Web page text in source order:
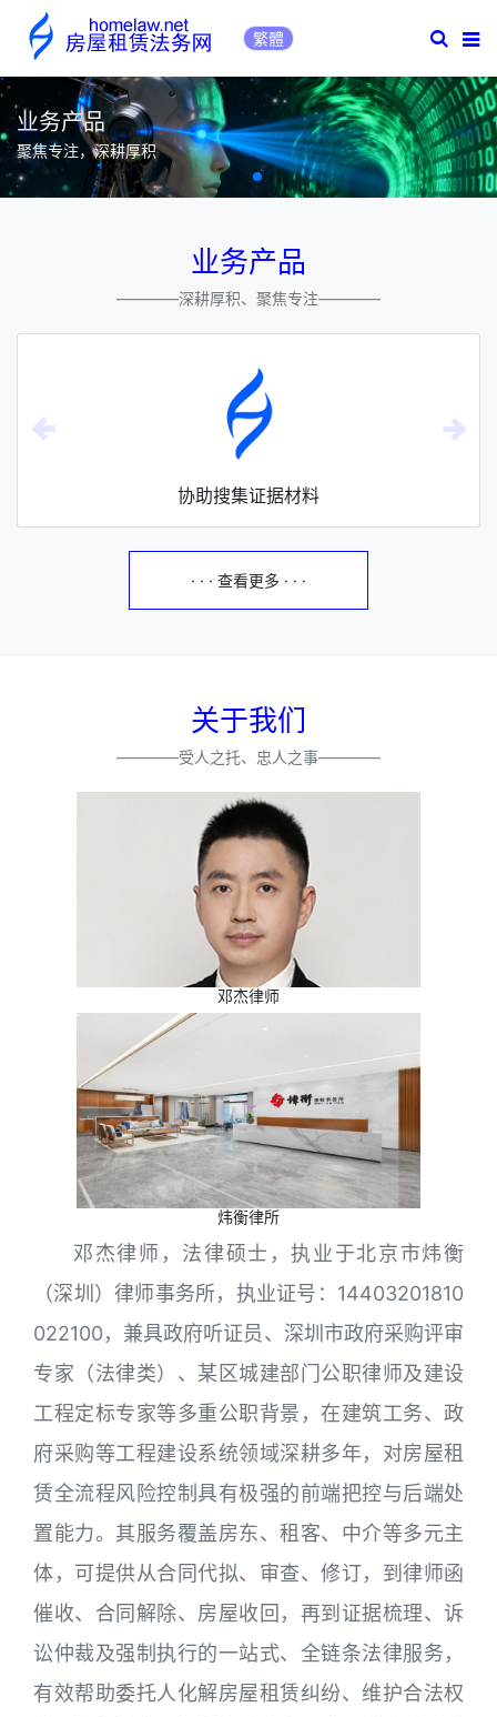
深圳房屋租赁
繁體
业务产品
聚焦专注，深耕厚积
业务产品
————深耕厚积、聚焦专注————
协助搜集证据材料
· · · 查看更多 · · ·
关于我们
————受人之托、忠人之事————
邓杰律师
炜衡律所
邓杰律师，法律硕士，执业于北京市炜衡
（深圳）律师事务所，执业证号：14403201810
022100，兼具政府听证员、深圳市政府采购评审
专家（法律类）、某区城建部门公职律师及建设
工程定标专家等多重公职背景，在建筑工务、政
府采购等工程建设系统领域深耕多年，对房屋租
赁全流程风险控制具有极强的前端把控与后端处
置能力。其服务覆盖房东、租客、中介等多元主
体，可提供从合同代拟、审查、修订，到律师函
催收、合同解除、房屋收回，再到证据梳理、诉
讼仲裁及强制执行的一站式、全链条法律服务，
有效帮助委托人化解房屋租赁纠纷、维护合法权